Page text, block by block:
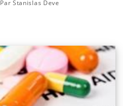
Par Stanislas Deve